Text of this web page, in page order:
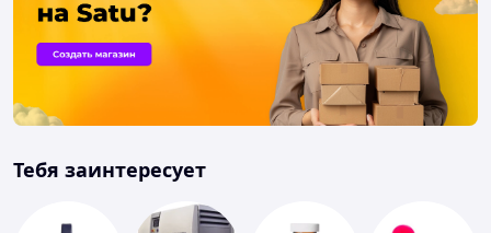
Тебя заинтересует